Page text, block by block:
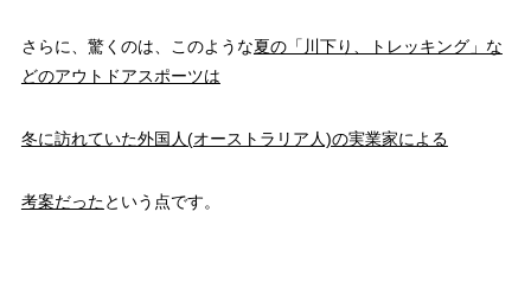
さらに、驚くのは、このような夏の「川下り、トレッキング」な
どのアウトドアスポーツは
冬に訪れていた外国人(オーストラリア人)の実業家による
考案だったという点です。